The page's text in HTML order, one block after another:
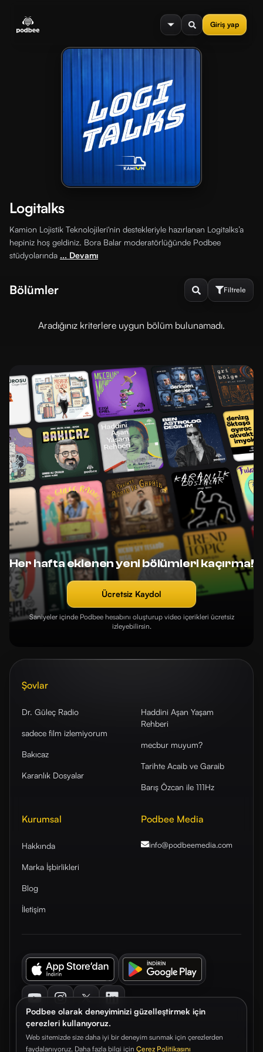
Podbee olarak deneyiminizi güzelleştirmek için
çerezleri kullanıyoruz.
Web sitemizde size daha iyi bir deneyim sunmak için çerezlerden
faydalanıyoruz. Daha fazla bilgi için Çerez Politikasını
Giriş yap
menu
Logitalks
Kamion Lojistik Teknolojileri'nin destekleriyle hazırlanan Logitalks’a
hepiniz hoş geldiniz. Bora Balar moderatörlüğünde Podbee
stüdyolarında ... Devamı
Bölümler Filtrele
Filtrele
DINLENME
DURUMU
Dinlenmedi
Dinlendi
SIRALAMA
En
yeni
En
eski
Aradığınız kriterlere uygun bölüm bulunamadı.
Her hafta eklenen yeni bölümleri kaçırma!
Ücretsiz Kaydol
Saniyeler içinde Podbee hesabını oluşturup video içerikleri ücretsiz
izleyebilirsin.
Şovlar
Dr. Güleç Radio
sadece film izlemiyorum
Bakıcaz
Karanlık Dosyalar
Haddini Aşan Yaşam
Rehberi
mecbur muyum?
Tarihte Acaib ve Garaib
Barış Özcan ile 111Hz
Kurumsal
Hakkında
Marka İşbirlikleri
Blog
İletişim
Podbee Media
info@podbeemedia.com